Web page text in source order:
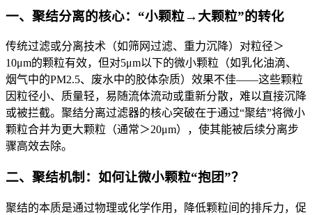
一、聚结分离的核心：“小颗粒→大颗粒”的转化
传统过滤或分离技术（如筛网过滤、重力沉降）对粒径＞
10μm的颗粒有效，但对5μm以下的微小颗粒（如乳化油滴、
烟气中的PM2.5、废水中的胶体杂质）效果不佳——这些颗粒
因粒径小、质量轻，易随流体流动或重新分散，难以直接沉降
或被拦截。聚结分离过滤器的核心突破在于通过“聚结”将微小
颗粒合并为更大颗粒（通常＞20μm），使其能被后续分离步
骤高效去除。
二、聚结机制：如何让微小颗粒“抱团”？
聚结的本质是通过物理或化学作用，降低颗粒间的排斥力，促